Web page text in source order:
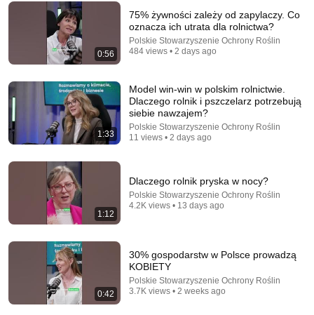
NAJLEPSZE KABARETY
Polsat
Auto-dubbed
795K views
0:56
75% żywności zależy od zapylaczy. Co
oznacza ich utrata dla rolnictwa?
Polskie Stowarzyszenie Ochrony Roślin
484 views • 2 days ago
1:33
Model win-win w polskim rolnictwie.
Dlaczego rolnik i pszczelarz potrzebują
siebie nawzajem?
Polskie Stowarzyszenie Ochrony Roślin
11 views • 2 days ago
1:12
Dlaczego rolnik pryska w nocy?
Polskie Stowarzyszenie Ochrony Roślin
4.2K views • 13 days ago
0:42
30% gospodarstw w Polsce prowadzą
KOBIETY
Polskie Stowarzyszenie Ochrony Roślin
3.7K views • 2 weeks ago